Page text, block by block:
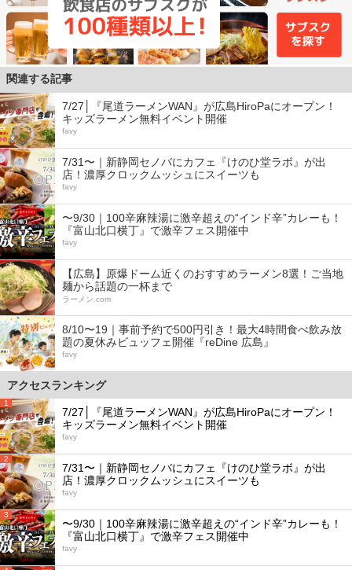
関連する記事
7/27│『尾道ラーメンWAN』が広島HiroPaにオープン！
キッズラーメン無料イベント開催
favy
7/31〜｜新静岡セノバにカフェ『けのひ堂ラボ』が出
店！濃厚クロックムッシュにスイーツも
favy
〜9/30｜100辛麻辣湯に激辛超えの“インド辛”カレーも！
『富山北口横丁』で激辛フェス開催中
favy
【広島】原爆ドーム近くのおすすめラーメン8選！ご当地
麺から話題の一杯まで
ラーメン.com
8/10〜19｜事前予約で500円引き！最大4時間食べ飲み放
題の夏休みビュッフェ開催『reDine 広島』
favy
アクセスランキング
1
7/27│『尾道ラーメンWAN』が広島HiroPaにオープン！
キッズラーメン無料イベント開催
favy
2
7/31〜｜新静岡セノバにカフェ『けのひ堂ラボ』が出
店！濃厚クロックムッシュにスイーツも
favy
3
〜9/30｜100辛麻辣湯に激辛超えの“インド辛”カレーも！
『富山北口横丁』で激辛フェス開催中
favy